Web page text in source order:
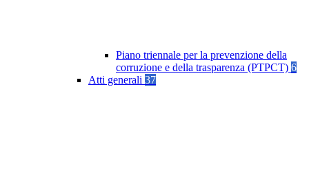
Piano triennale per la prevenzione della
corruzione e della trasparenza (PTPCT) 6
Atti generali 37